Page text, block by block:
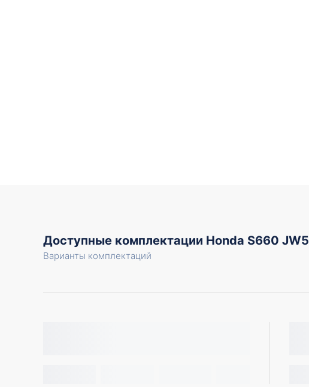
Доступные комплектации Honda S660 JW5
Варианты комплектаций